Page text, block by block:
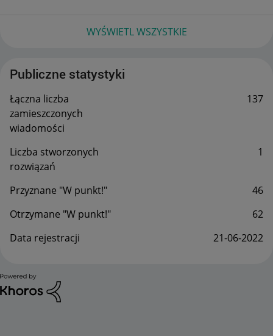
WYŚWIETL WSZYSTKIE
Publiczne statystyki
Łączna liczba
zamieszczonych
wiadomości
137
Liczba stworzonych
rozwiązań
1
Przyznane "W punkt!"
46
Otrzymane "W punkt!"
62
Data rejestracji
‎21-06-2022